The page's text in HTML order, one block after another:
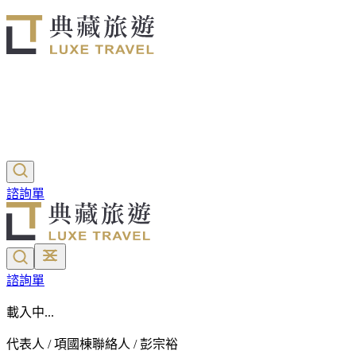
諮詢單
諮詢單
載入中...
代表人 / 項國棟聯絡人 / 彭宗裕